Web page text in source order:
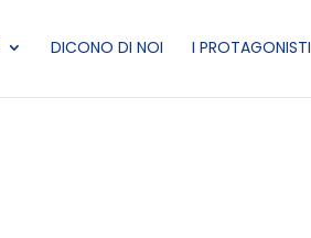
DICONO DI NOI I PROTAGONISTI